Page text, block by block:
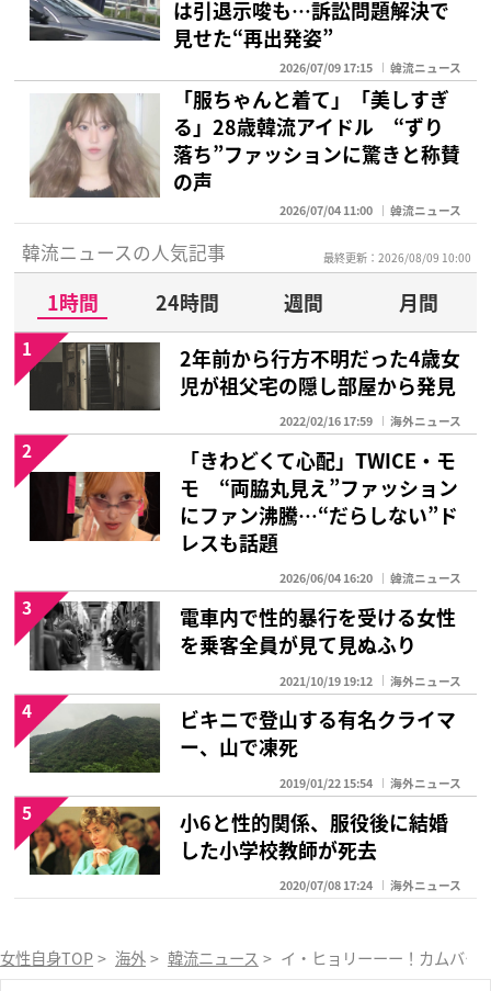
は引退示唆も…訴訟問題解決で
見せた“再出発姿”
2026/07/09 17:15 韓流ニュース
「服ちゃんと着て」「美しすぎ
る」28歳韓流アイドル “ずり
落ち”ファッションに驚きと称賛
の声
2026/07/04 11:00 韓流ニュース
韓流ニュースの人気記事 最終更新：2026/08/09 10:00
1時間 24時間 週間
月間
2年前から行方不明だった4歳女
児が祖父宅の隠し部屋から発見
2022/02/16 17:59 海外ニュース
1
「きわどくて心配」TWICE・モ
モ “両脇丸見え”ファッション
にファン沸騰…“だらしない”ド
レスも話題
2026/06/04 16:20 韓流ニュース
2
電車内で性的暴行を受ける女性
を乗客全員が見て見ぬふり
2021/10/19 19:12 海外ニュース
3
ビキニで登山する有名クライマ
ー、山で凍死
2019/01/22 15:54 海外ニュース
4
小6と性的関係、服役後に結婚
した小学校教師が死去
2020/07/08 17:24 海外ニュース
5
女性自身TOP > 海外 > 韓流ニュース > イ・ヒョリーーー！カムバー